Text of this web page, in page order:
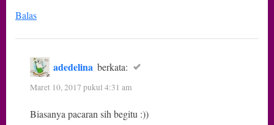
Balas
adedelina berkata:
Maret 10, 2017 pukul 4:31 am
Biasanya pacaran sih begitu :))